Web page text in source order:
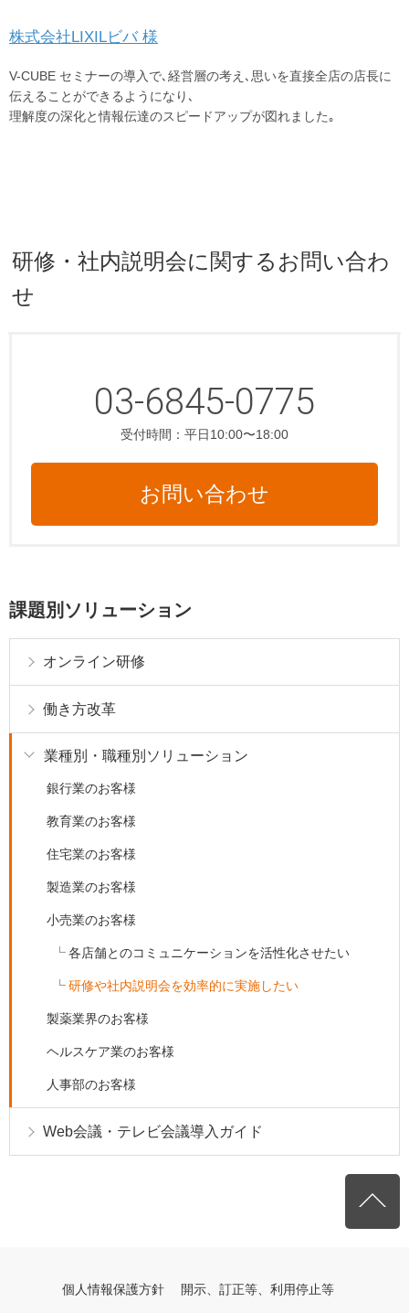
株式会社LIXILビバ 様
V-CUBE セミナーの導入で､経営層の考え､思いを直接全店の店長に
伝えることができるようになり､
理解度の深化と情報伝達のスピードアップが図れました｡
研修・社内説明会に関するお問い合わ
せ
03-6845-0775
受付時間：平日10:00〜18:00
お問い合わせ
課題別ソリューション
オンライン研修
働き方改革
業種別・職種別ソリューション
銀行業のお客様
教育業のお客様
住宅業のお客様
製造業のお客様
小売業のお客様
各店舗とのコミュニケーションを活性化させたい
研修や社内説明会を効率的に実施したい
製薬業界のお客様
ヘルスケア業のお客様
人事部のお客様
Web会議・テレビ会議導入ガイド
個人情報保護方針 開示、訂正等、利用停止等